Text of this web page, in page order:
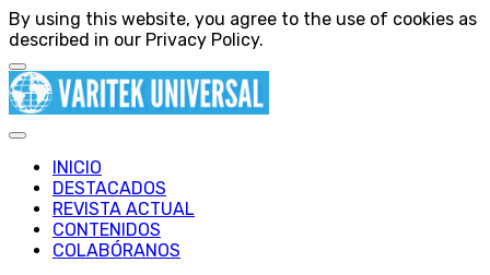
By using this website, you agree to the use of cookies as
described in our Privacy Policy.
INICIO
DESTACADOS
REVISTA ACTUAL
CONTENIDOS
COLABÓRANOS